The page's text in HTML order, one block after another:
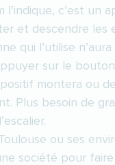
l’indique, c’est un
et descendre les
qui l’utilise n’aura
sur le
montera ou
Plus besoin de
ou ses
société pour